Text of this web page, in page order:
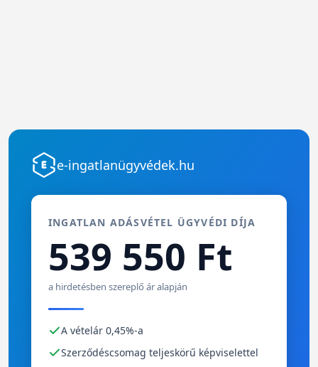
e-ingatlanügyvédek.hu
INGATLAN ADÁSVÉTEL ÜGYVÉDI DÍJA
539 550 Ft
a hirdetésben szereplő ár alapján
A vételár 0,45%-a
Szerződéscsomag teljeskörű képviselettel